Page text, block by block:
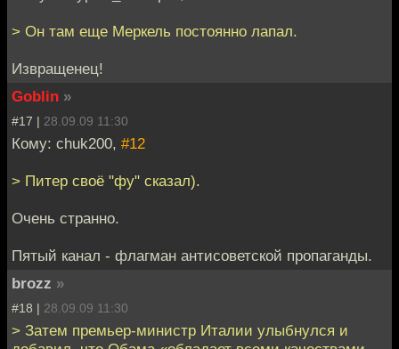
> Он там еще Меркель постоянно лапал.
Извращенец!
Goblin »
#17 | 28.09.09 11:30
Кому: chuk200, #12
> Питер своё "фу" сказал).
Очень странно.
Пятый канал - флагман антисоветской пропаганды.
brozz »
#18 | 28.09.09 11:30
> Затем премьер-министр Италии улыбнулся и